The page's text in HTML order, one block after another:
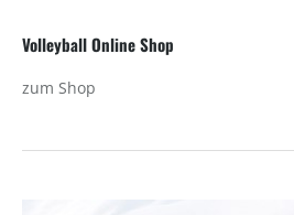
Volleyball Online Shop
zum Shop